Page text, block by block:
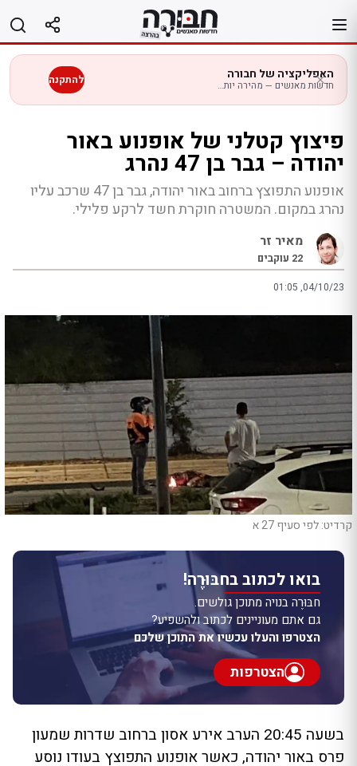
לתוכן
האפליקציה של חבורה
חדשות מאנשים — מהירה יותר בנייד להתקנה
פיצוץ קטלני של אופנוע באור
יהודה – גבר בן 47 נהרג
אופנוע התפוצץ ברחוב באור יהודה, גבר בן 47 שרכב עליו
נהרג במקום. המשטרה חוקרת חשד לרקע פלילי.
מאיר זר
22 עוקבים
01:05 ,04/10/23
קרדיט: לפי סעיף 27 א
בואו לכתוב בחבּוּרֶה!
חבּוּרֶה בנויה מתוכן גולשים.
גם אתם מעוניינים לכתוב ולהשפיע?
הצטרפו והעלו עכשיו את התוכן שלכם
הצטרפות
בשעה 20:45 הערב אירע אסון ברחוב שדרות שמעון
פרס באור יהודה, כאשר אופנוע התפוצץ בעודו נוסע